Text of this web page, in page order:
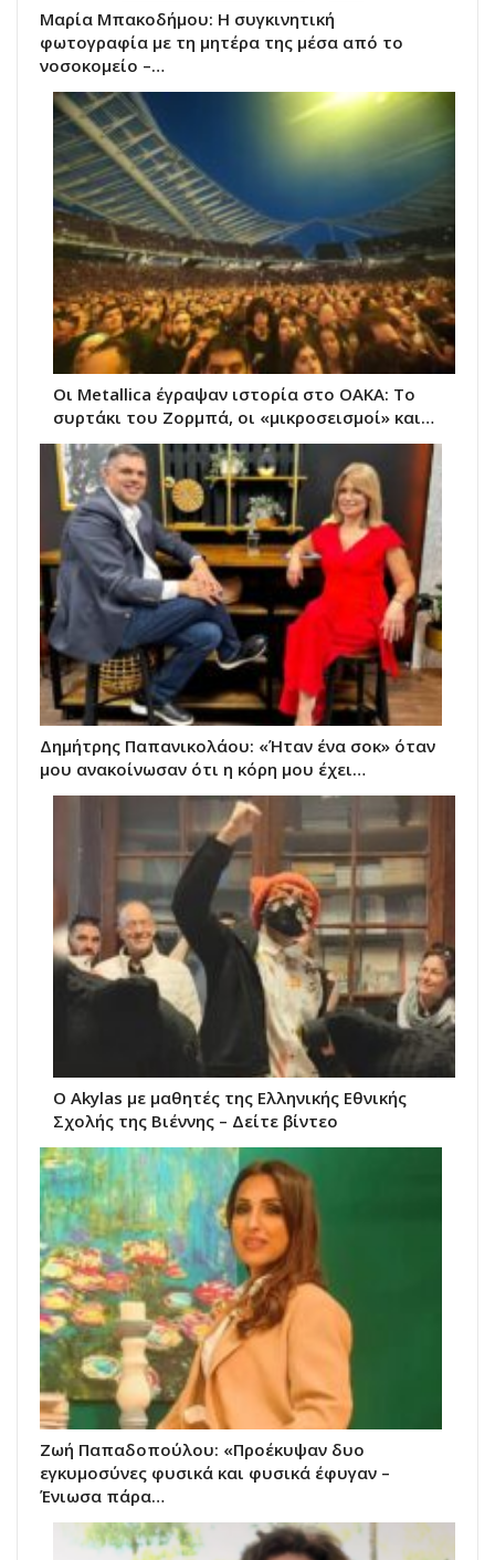
Μαρία Μπακοδήμου: H συγκινητική
φωτογραφία με τη μητέρα της μέσα από το
νοσοκομείο –…
Οι Metallica έγραψαν ιστορία στο ΟΑΚΑ: Το
συρτάκι του Ζορμπά, οι «μικροσεισμοί» και…
Δημήτρης Παπανικολάου: «Ήταν ένα σοκ» όταν
μου ανακοίνωσαν ότι η κόρη μου έχει…
O Akylas με μαθητές της Ελληνικής Εθνικής
Σχολής της Βιέννης – Δείτε βίντεο
Ζωή Παπαδοπούλου: «Προέκυψαν δυο
εγκυμοσύνες φυσικά και φυσικά έφυγαν –
Ένιωσα πάρα…